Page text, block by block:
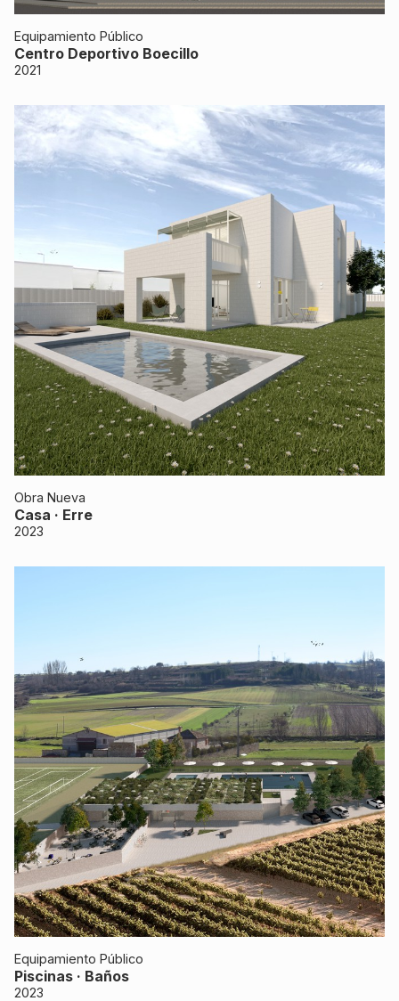
Equipamiento Público
Centro Deportivo Boecillo
2021
Obra Nueva
Casa · Erre
2023
Equipamiento Público
Piscinas · Baños
2023